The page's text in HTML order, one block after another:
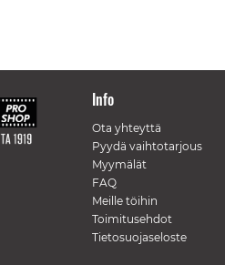
Info
Ota yhteyttä
Pyydä vaihtotarjous
Myymälät
FAQ
Meille töihin
Toimitusehdot
Tietosuojaseloste